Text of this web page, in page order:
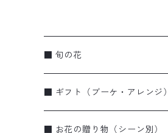
■ 旬の花
■ ギフト（ブーケ・アレンジ）
ブーケ・花束
■ お花の贈り物（シーン別）